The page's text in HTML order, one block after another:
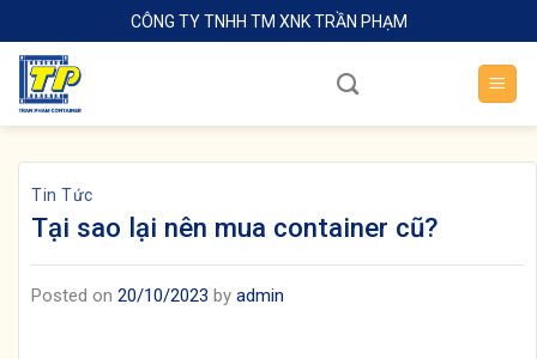
to
content
CÔNG TY TNHH TM XNK TRẦN PHẠM
Tin Tức
Tại sao lại nên mua container cũ?
Posted on 20/10/2023 by admin